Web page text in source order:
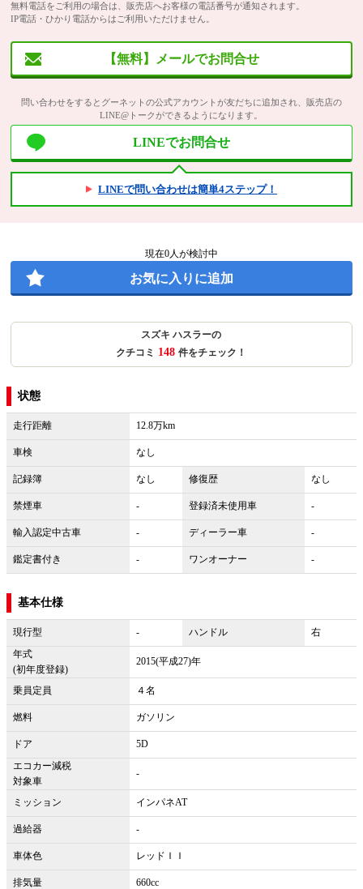
無料電話をご利用の場合は、販売店へお客様の電話番号が通知されます。
IP電話・ひかり電話からはご利用いただけません。
【無料】メールでお問合せ
問い合わせをするとグーネットの公式アカウントが友だちに追加され、販売店の
LINE@トークができるようになります。
LINEでお問合せ
LINEで問い合わせは簡単4ステップ！
現在0人が検討中
お気に入りに追加
スズキ ハスラーの
クチコミ 148 件をチェック！
状態
走行距離 12.8万km
車検 なし
記録簿 なし 修復歴 なし
禁煙車 - 登録済未使用車 -
輸入認定中古車 - ディーラー車 -
鑑定書付き - ワンオーナー -
基本仕様
現行型 - ハンドル
右
年式
(初年度登録)
2015(平成27)年
乗員定員 ４名
燃料 ガソリン
ドア
5D
エコカー減税
対象車
-
ミッション インパネAT
過給器 -
車体色 レッドＩＩ
排気量 660cc